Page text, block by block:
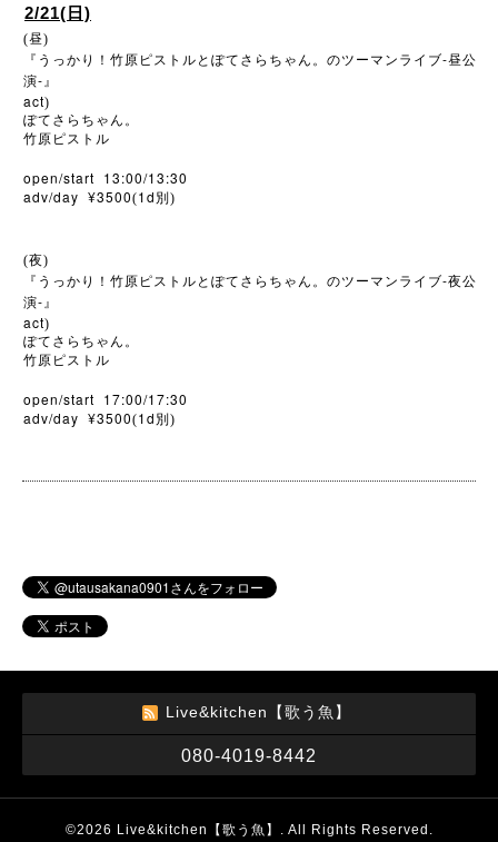
2/21(日)
(昼)
『うっかり！竹原ピストルとぽてさらちゃん。のツーマンライブ-昼公
演-』
act)
ぽてさらちゃん。
竹原ピストル
open/start 13:00/13:30
adv/day ¥3500(1d 別)
(夜)
『うっかり！竹原ピストルとぽてさらちゃん。のツーマンライブ-夜公
演-』
act)
ぽてさらちゃん。
竹原ピストル
open/start 17:00/17:30
adv/day ¥3500(1d 別)
Live&kitchen【歌う魚】
080-4019-8442
©2026 Live&kitchen【歌う魚】 . All Rights Reserved.